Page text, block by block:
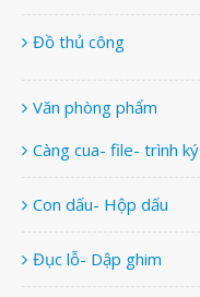
Đồ thủ công
Văn phòng phẩm
Càng cua- file- trình ký
Con dấu- Hộp dấu
Đục lỗ- Dập ghim